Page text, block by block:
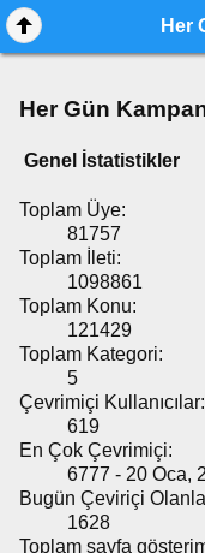
Her Gün
Genel İstatistikler
Toplam Üye:
81757
Toplam İleti:
1098861
Toplam Konu:
121429
Toplam Kategori:
5
Çevrimiçi Kullanıcılar:
619
En Çok Çevrimiçi:
6777 - 20 Oca,
Bugün Çeviriçi
1628
Toplam sayfa